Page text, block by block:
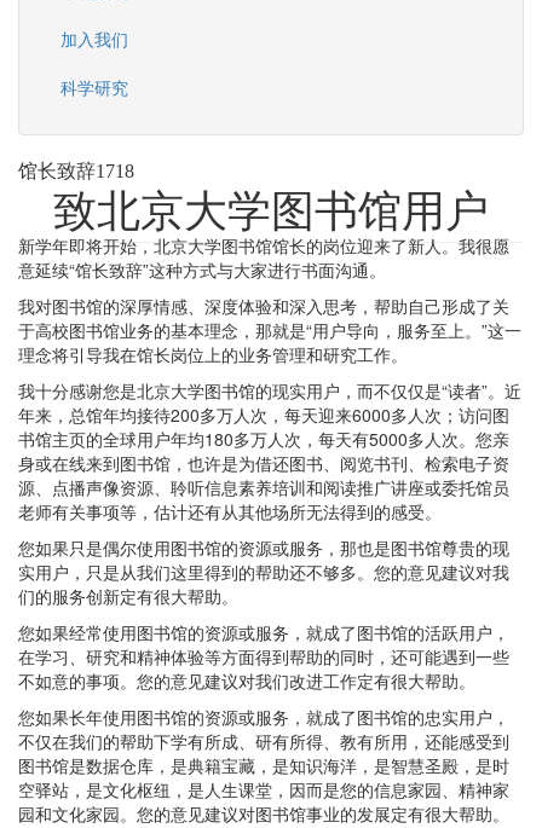
加入我们
科学研究
致北京大学图书馆用户
馆长致辞1718
新学年即将开始，北京大学图书馆馆长的岗位迎来了新人。我很愿
意延续“馆长致辞”这种方式与大家进行书面沟通。
我对图书馆的深厚情感、深度体验和深入思考，帮助自己形成了关
于高校图书馆业务的基本理念，那就是“用户导向，服务至上。”这一
理念将引导我在馆长岗位上的业务管理和研究工作。
我十分感谢您是北京大学图书馆的现实用户，而不仅仅是“读者”。近
年来，总馆年均接待200多万人次，每天迎来6000多人次；访问图
书馆主页的全球用户年均180多万人次，每天有5000多人次。您亲
身或在线来到图书馆，也许是为借还图书、阅览书刊、检索电子资
源、点播声像资源、聆听信息素养培训和阅读推广讲座或委托馆员
老师有关事项等，估计还有从其他场所无法得到的感受。
您如果只是偶尔使用图书馆的资源或服务，那也是图书馆尊贵的现
实用户，只是从我们这里得到的帮助还不够多。您的意见建议对我
们的服务创新定有很大帮助。
您如果经常使用图书馆的资源或服务，就成了图书馆的活跃用户，
在学习、研究和精神体验等方面得到帮助的同时，还可能遇到一些
不如意的事项。您的意见建议对我们改进工作定有很大帮助。
您如果长年使用图书馆的资源或服务，就成了图书馆的忠实用户，
不仅在我们的帮助下学有所成、研有所得、教有所用，还能感受到
图书馆是数据仓库，是典籍宝藏，是知识海洋，是智慧圣殿，是时
空驿站，是文化枢纽，是人生课堂，因而是您的信息家园、精神家
园和文化家园。您的意见建议对图书馆事业的发展定有很大帮助。